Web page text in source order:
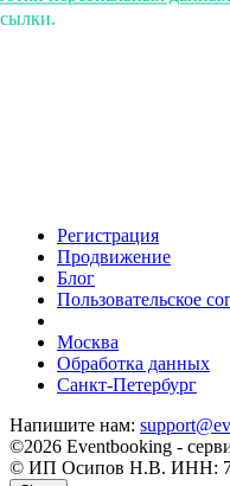
Регистрация
Продвижение
Блог
Пользовательское
Москва
Обработка данных
Санкт-Петербург
Напишите нам:
©2026 Eventbooking -
© ИП Осипов Н.В. ИНН: